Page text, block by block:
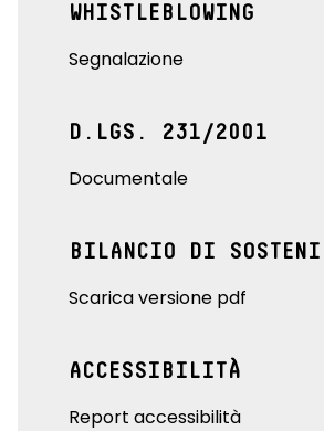
WHISTLEBLOWING
Segnalazione
D.LGS. 231/2001
Documentale
BILANCIO DI
Scarica versione pdf
ACCESSIBILITÀ
Report accessibilità